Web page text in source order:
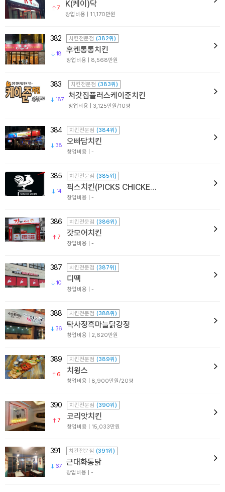
7 K(케이)닥
창업비용 | 11,170만원
382
18
치킨전문점 (382위)
후켄통통치킨
창업비용 | 8,568만원
383
187
치킨전문점 (383위)
처갓집플러스케이준치킨
창업비용 | 3,125만원/10평
384
38
치킨전문점 (384위)
오빠담치킨
창업비용 | -
385
14
치킨전문점 (385위)
픽스치킨(PICKS CHICKEN)
창업비용 | -
386
7
치킨전문점 (386위)
갓모어치킨
창업비용 | -
387
10
치킨전문점 (387위)
디떽
창업비용 | -
388
36
치킨전문점 (388위)
탁사정흑마늘닭강정
창업비용 | 2,620만원
389
6
치킨전문점 (389위)
치윙스
창업비용 | 8,900만원/20평
390
7
치킨전문점 (390위)
코리앗치킨
창업비용 | 15,033만원
391
67
치킨전문점 (391위)
근대화통닭
창업비용 | -